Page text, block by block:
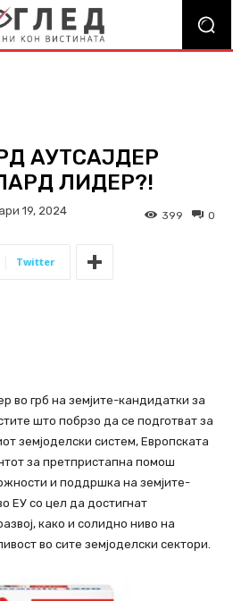
АУТСАЈДЕР
ЛИДЕР?!
19, 2024 0
399
Twitter
во грб на земјите-кандидатки за
што побрзо да се подготват за
земјоделски систем, Европската
за претпристапна помош
и поддршка на земјите-
ЕУ со цел да достигнат
како и солидно ниво на
во сите земјоделски сектори.